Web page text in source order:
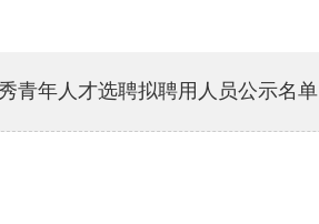
青年人才选聘拟聘用人员公示名单